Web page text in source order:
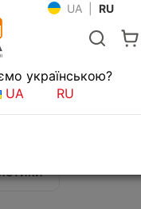
UA RU
для кухни
Proton S
українською?
UA
RU